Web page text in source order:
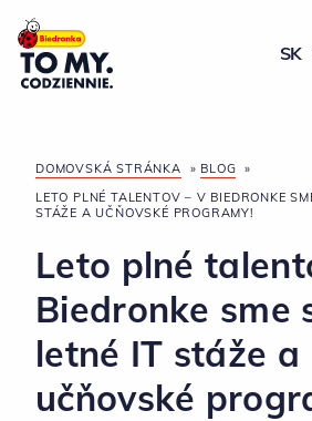
Hlavné logo
SK
DOMOVSKÁ STRÁNKA » BLOG »
LETO PLNÉ TALENTOV – V BIEDRONKE
STÁŽE A UČŇOVSKÉ PROGRAMY!
Leto plné
Biedronke sme
letné IT stáže a
učňovské